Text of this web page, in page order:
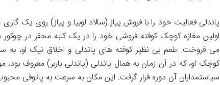
پاندلی فعالیت خود را با فروش پیاز (سالاد لوبیا و پیاز) روی یک
اولین مغازه کوچک کوفته فروشی خود را در یک کلبه محقر در چوکور
می فروخت. طعم بی نظیر کوفته های پاندلی و اخلاق نیک او،
کوچک او، که در آن زمان به همال پاندلی (پاندلی باربر) معروف بود،
سیاستمداران آن دوره قرار گرفت. این مکان به سرعت به پاتوقی